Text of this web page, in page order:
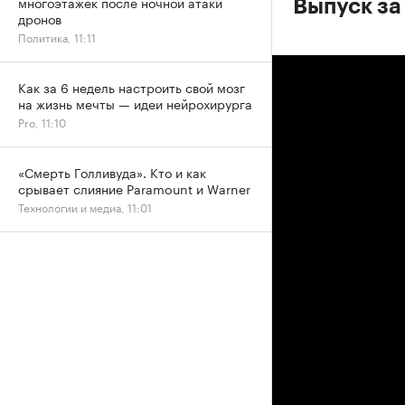
Выпуск
дронов
Политика, 11:11
Как за 6 недель настроить свой мозг
на жизнь мечты — идеи нейрохирурга
Pro, 11:10
«Смерть Голливуда». Кто и как
срывает слияние Paramount и Warner
Технологии и медиа, 11:01